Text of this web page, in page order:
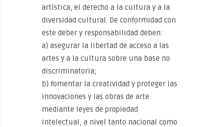
artística, el derecho a la cultura y a la
diversidad cultural. De conformidad con
este deber y responsabilidad deben:
a) asegurar la libertad de acceso a las
artes y a la cultura sobre una base no
discriminatoria;
b) fomentar la creatividad y proteger las
innovaciones y las obras de arte
mediante leyes de propiedad
intelectual, a nivel tanto nacional como